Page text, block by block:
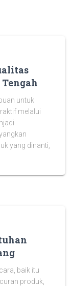
untuk
melalui
yang dinanti,
baik itu
produk,